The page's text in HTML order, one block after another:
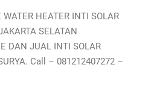
HEATER INTI SOLAR
SELATAN
DAN JUAL INTI SOLAR
Call – 081212407272 –